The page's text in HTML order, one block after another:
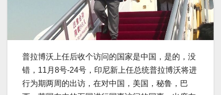
普拉博沃上任后收个访问的国家是中国，是的，没
错，11月8号-24号，印尼新上任总统普拉博沃将进
行为期两周的出访，在对中国，美国，秘鲁，巴